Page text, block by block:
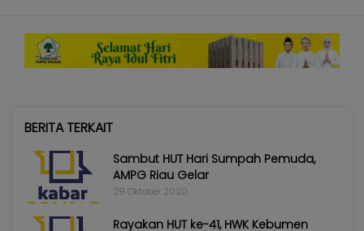
BERITA TERKAIT
Sambut HUT Hari Sumpah Pemuda,
AMPG Riau Gelar
29 Oktober 2020
Rayakan HUT ke-41, HWK Kebumen